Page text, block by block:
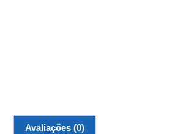
Avaliações (0)